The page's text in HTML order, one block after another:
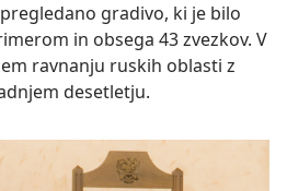
gradivo, ki je bilo
in obsega 43 zvezkov. V
ravnanju ruskih oblasti z
desetletju.